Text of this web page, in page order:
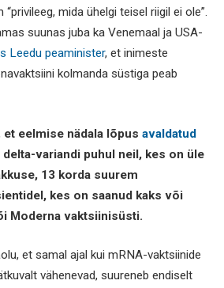
mida ühelgi teisel riigil ei ole”.
suunas juba ka Venemaal ja USA-
Leedu peaminister, et inimeste
kolmanda süstiga peab
eelmise nädala lõpus avaldatud
delta-variandi puhul neil, kes on üle
13 korda suurem
kes on saanud kaks või
Moderna vaktsiinisüsti.
et samal ajal kui mRNA-vaktsiinide
vähenevad, suureneb endiselt